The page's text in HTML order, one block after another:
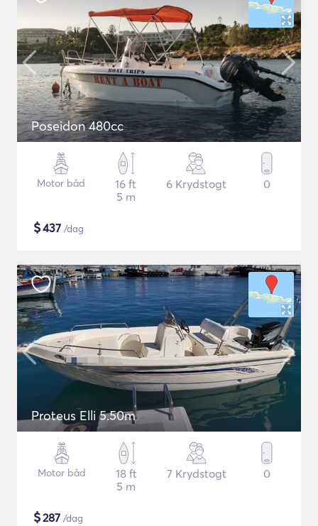
Poseidon 480cc
Motor båd
16 ft
5 m
6 Krydstogt 0
$437 /dag
Proteus Elli 5.50m
Motor båd
18 ft
5 m
7 Krydstogt 0
$287 /dag